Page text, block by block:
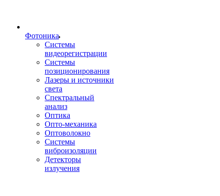
Фотоника
Cистемы
видеорегистрации
Системы
позиционирования
Лазеры и источники
света
Спектральный
анализ
Оптика
Опто-механика
Оптоволокно
Системы
виброизоляции
Детекторы
излучения